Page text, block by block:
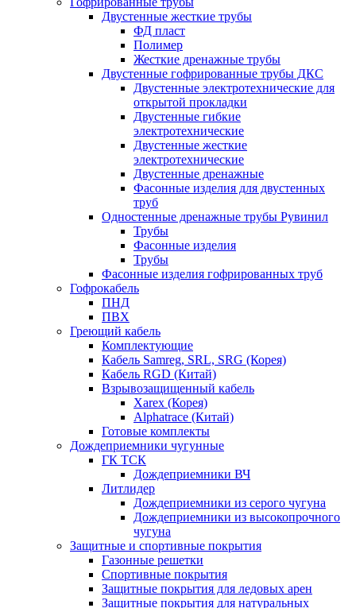
Двустенные жесткие трубы
ФД пласт
Полимер
Жесткие дренажные трубы
Двустенные гофрированные трубы ДКС
Двустенные электротехнические для
открытой прокладки
Двустенные гибкие
электротехнические
Двустенные жесткие
электротехнические
Двустенные дренажные
Фасонные изделия для двустенных
труб
Одностенные дренажные трубы Рувинил
Трубы
Фасонные изделия
Трубы
Фасонные изделия гофрированных труб
Гофрокабель
ПНД
ПВХ
Греющий кабель
Комплектующие
Кабель Samreg, SRL, SRG (Корея)
Кабель RGD (Китай)
Взрывозащищенный кабель
Xarex (Корея)
Alphatrace (Китай)
Готовые комплекты
Дождеприемники чугунные
ГК ТСК
Дождеприемники ВЧ
Литлидер
Дождеприемники из серого чугуна
Дождеприемники из высокопрочного
чугуна
Защитные и спортивные покрытия
Газонные решетки
Спортивные покрытия
Защитные покрытия для ледовых арен
Защитные покрытия для натуральных